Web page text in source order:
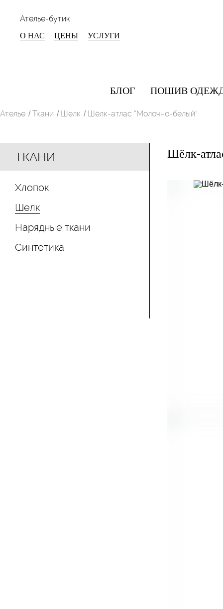
Ателье-бутик
О НАС ЦЕНЫ УСЛУГИ
БЛОГ ПОШИВ
Ателье / Ткани / Шелк / Шёлк-атлас “Молочно-белый”
ТКАНИ
Хлопок
Шелк
Нарядные ткани
Синтетика
Шёлк-